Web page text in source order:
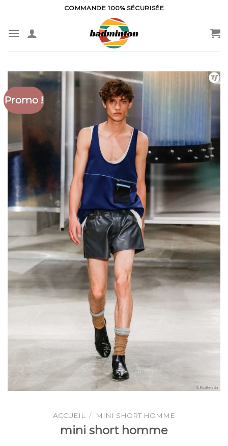
content
COMMANDE 100% SÉCURISÉE
Promo !
ACCUEIL / MINI SHORT HOMME
mini short homme